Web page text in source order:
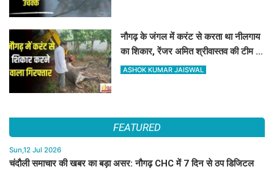
नौगढ़ के जंगल में करंट से करता था नीलगाय
का शिकार, रेंजर अमित श्रीवास्तव की टीम ने
ऐसे दबोचा
ASHOK KUMAR JAISWAL
FEATURED
Sun,12 Jul 2026
चंदौली समाचार की खबर का बड़ा असर: नौगढ़ CHC में 7 दिन से ठप डिजिटल